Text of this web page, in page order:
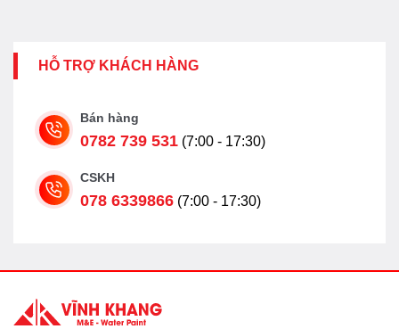
HỖ TRỢ KHÁCH HÀNG
Bán hàng
0782 739 531 (7:00 - 17:30)
CSKH
078 6339866 (7:00 - 17:30)